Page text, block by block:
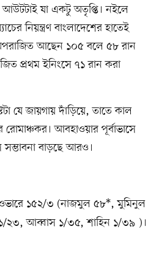
আউটটাই যা একটু অতৃপ্তি। নইলে
নিয়ন্ত্রণ বাংলাদেশের হাতেই
আছেন ১০৫ বলে ৫৮ রান
প্রথম ইনিংসে ৭১ রান করা
যে জায়গায় দাঁড়িয়ে, তাতে কাল
রোমাঞ্চকর। আবহাওয়ার পূর্বাভাসে
সম্ভাবনা বাড়ছে আরও।
১৫২/৩ (নাজমুল ৫৮*, মুমিনুল
২৩, আব্বাস ১/৩৫, শাহিন ১/৩৯ )।